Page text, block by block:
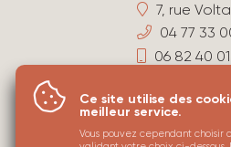
7, rue
04 77 33
06 82 40
Ce site utilise des
meilleur service.
Vous pouvez cependant choisir